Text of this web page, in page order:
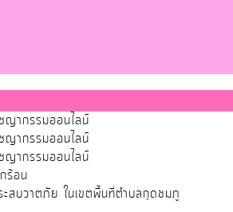
ญากรรมออนไลน์
ญากรรมออนไลน์
ญากรรมออนไลน์
ร้อน
สบวาตภัย ในเขตพื้นที่ตำบลกุดชมภู